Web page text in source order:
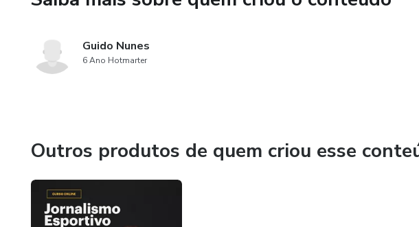
Guido Nunes
6 Ano Hotmarter
Outros produtos de quem criou esse